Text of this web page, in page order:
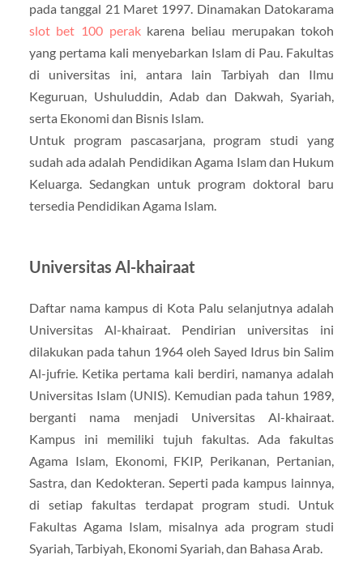
pada tanggal 21 Maret 1997. Dinamakan Datokarama
slot bet 100 perakkarena beliau merupakan tokoh
yang pertama kali menyebarkan Islam di Pau. Fakultas
di universitas ini, antara lain Tarbiyah dan Ilmu
Keguruan, Ushuluddin, Adab dan Dakwah, Syariah,
serta Ekonomi dan Bisnis Islam.
Untuk program pascasarjana, program studi yang
sudah ada adalah Pendidikan Agama Islam dan Hukum
Keluarga. Sedangkan untuk program doktoral baru
tersedia Pendidikan Agama Islam.
Universitas Al-khairaat
Daftar nama kampus di Kota Palu selanjutnya adalah
Universitas Al-khairaat. Pendirian universitas ini
dilakukan pada tahun 1964 oleh Sayed Idrus bin Salim
Al-jufrie. Ketika pertama kali berdiri, namanya adalah
Universitas Islam (UNIS). Kemudian pada tahun 1989,
berganti nama menjadi Universitas Al-khairaat.
Kampus ini memiliki tujuh fakultas. Ada fakultas
Agama Islam, Ekonomi, FKIP, Perikanan, Pertanian,
Sastra, dan Kedokteran. Seperti pada kampus lainnya,
di setiap fakultas terdapat program studi. Untuk
Fakultas Agama Islam, misalnya ada program studi
Syariah, Tarbiyah, Ekonomi Syariah, dan Bahasa Arab.